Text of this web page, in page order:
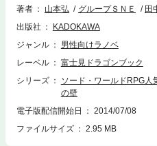
の人気パーティを使ってプレイでき
著者 山本弘 グループＳＮＥ
田
出版社
KADOKAWA
ジャンル
男性向けラノベ
レーベル
富士見ドラゴンブック
シリーズ
ソード・ワールドRPG
の壁
電子版配信開始日
2014/07/08
ファイルサイズ
2.95 MB